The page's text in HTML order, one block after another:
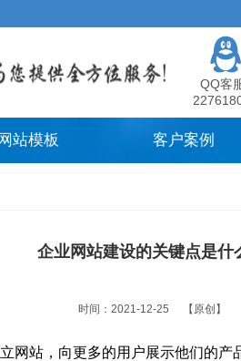
QQ客
网站模板 客户案例
企业网站建设的关键点是什
时间：2021-12-25 【原创】
网站 ，向更多的用户展示他们的